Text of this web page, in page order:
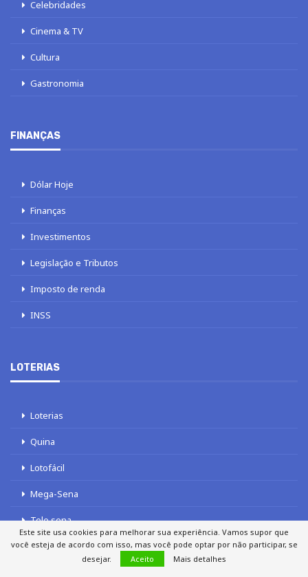
Celebridades
Cinema & TV
Cultura
Gastronomia
FINANÇAS
Dólar Hoje
Finanças
Investimentos
Legislação e Tributos
Imposto de renda
INSS
LOTERIAS
Loterias
Quina
Lotofácil
Mega-Sena
Tele sena
Este site usa cookies para melhorar sua experiência. Vamos supor que
você esteja de acordo com isso, mas você pode optar por não participar, se
desejar.
Aceito Mais detalhes